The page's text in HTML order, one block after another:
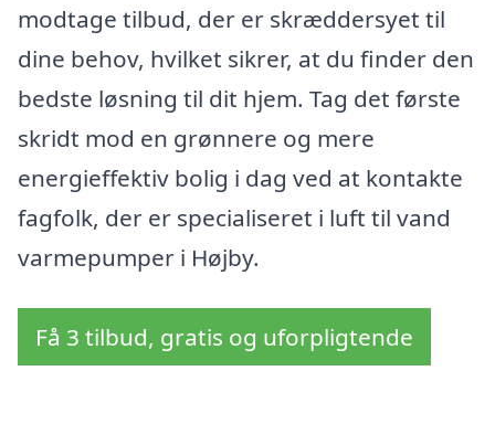
modtage tilbud, der er skræddersyet til
dine behov, hvilket sikrer, at du finder den
bedste løsning til dit hjem. Tag det første
skridt mod en grønnere og mere
energieffektiv bolig i dag ved at kontakte
fagfolk, der er specialiseret i luft til vand
varmepumper i Højby.
Få 3 tilbud, gratis og uforpligtende